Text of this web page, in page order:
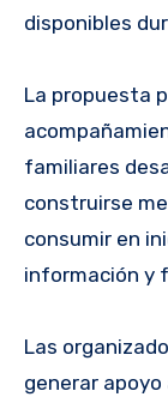
disponibles
La propuesta
familiares
construirse
consumir en
información y
Las
generar